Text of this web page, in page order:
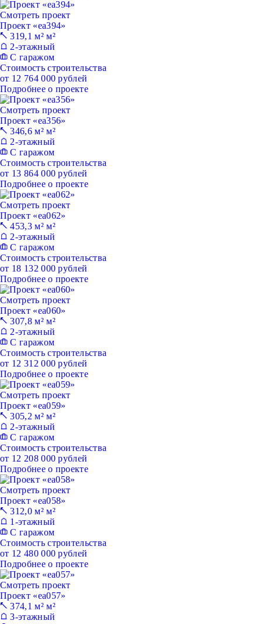
Смотреть проект
Проект «ea394»
319,1 м² м²
2-этажный
С гаражом
Стоимость строительства
от 12 764 000 рублей
Подробнее о проекте
Смотреть проект
Проект «ea356»
346,6 м² м²
2-этажный
С гаражом
Стоимость строительства
от 13 864 000 рублей
Подробнее о проекте
Смотреть проект
Проект «ea062»
453,3 м² м²
2-этажный
С гаражом
Стоимость строительства
от 18 132 000 рублей
Подробнее о проекте
Смотреть проект
Проект «ea060»
307,8 м² м²
2-этажный
С гаражом
Стоимость строительства
от 12 312 000 рублей
Подробнее о проекте
Смотреть проект
Проект «ea059»
305,2 м² м²
2-этажный
С гаражом
Стоимость строительства
от 12 208 000 рублей
Подробнее о проекте
Смотреть проект
Проект «ea058»
312,0 м² м²
1-этажный
С гаражом
Стоимость строительства
от 12 480 000 рублей
Подробнее о проекте
Смотреть проект
Проект «ea057»
374,1 м² м²
3-этажный